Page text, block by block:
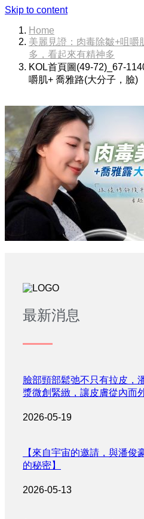
Skip to content
Home
美麗見證：肉毒除皺+咀嚼
多，看起來有精神多
KOL首頁圖(49-72)_67-
嚼肌+ 喬雅路(大分子，臉)
最新消息
臉部頸部鬆弛不只有拉皮，
漿微創緊緻，讓皮膚從內而
2026-05-19
【來自宇宙的邀請，與潘俊
的秘密】
2026-05-13